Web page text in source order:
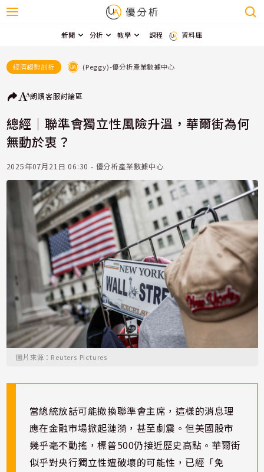
新聞 分析 教學 課程 資料庫
經濟趨勢剖析 (Peggy)-優分析產業數據中心
朗讀客服討論區
總經｜聯準會獨立性風險升溫，華爾街為何
無動於衷？
2025年07月21日 06:30 - 優分析產業數據中心
圖片來源：Reuters Pictures
當總統放話可能撤換聯準會主席，這樣的消息理
應在金融市場掀起漣漪，甚至劇震。但美國股市
幾乎毫不動搖，標普500仍接近歷史高點。華爾街
似乎對央行獨立性遭破壞的可能性，已經「免